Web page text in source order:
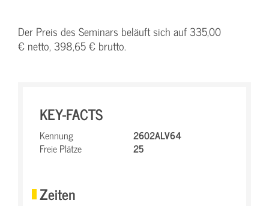
Der Preis des Seminars beläuft sich auf 335,00
€ netto, 398,65 € brutto.
KEY-FACTS
Kennung
2602ALV64
Freie Plätze
25
Zeiten